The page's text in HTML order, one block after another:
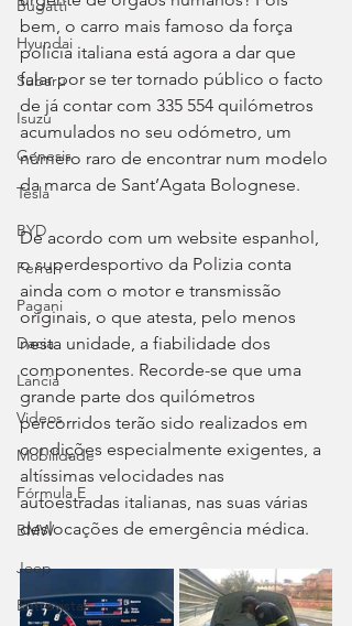
Bugatti
Hyundai
Subaru
Isuzu
Genesis
Tesla
BYD
Ferrari
Pagani
Dacia
Lancia
Videos
Mobilidade
Fórmula E
BMW
Jeep
Entrevistas
bem, o carro mais famoso da força
polícia italiana está agora a dar que
falar por se ter tornado público o facto
de já contar com 335 554 quilómetros
acumulados no seu odómetro, um
número raro de encontrar num modelo
da marca de Sant’Agata Bolognese.
De acordo com um website espanhol,
o superdesportivo da Polizia conta
ainda com o motor e transmissão
originais, o que atesta, pelo menos
nesta unidade, a fiabilidade dos
componentes. Recorde-se que uma
grande parte dos quilómetros
percorridos terão sido realizados em
condições especialmente exigentes, a
altíssimas velocidades nas
autoestradas italianas, nas suas várias
deslocações de emergência médica.